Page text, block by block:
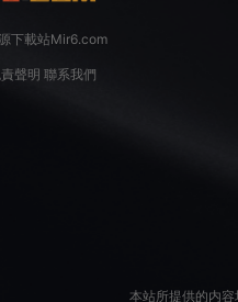
下載站Mir6.com
聲明 聯系我們
本站所提供的内